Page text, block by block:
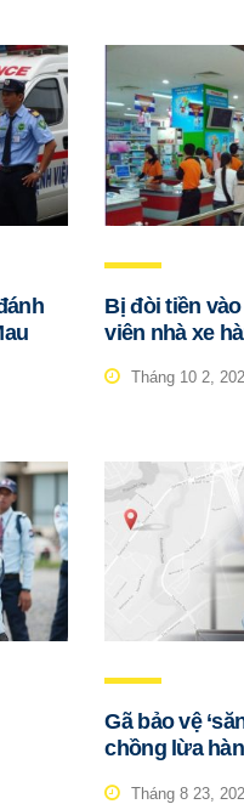
Bị đòi tiền
viên nhà xe
Tháng 10 2,
Gã bảo vệ
chồng lừa
Tháng 8 23,